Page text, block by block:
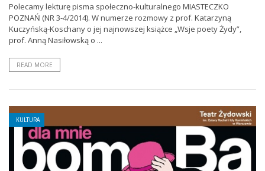
Polecamy lekturę pisma społeczno-kulturalnego MIASTECZKO
POZNAŃ (NR 3-4/2014). W numerze rozmowy z prof. Katarzyną
Kuczyńską-Koschany o jej najnowszej książce „Wsje poety Żydy”,
prof. Anną Nasiłowską o ...
READ MORE
KULTURA